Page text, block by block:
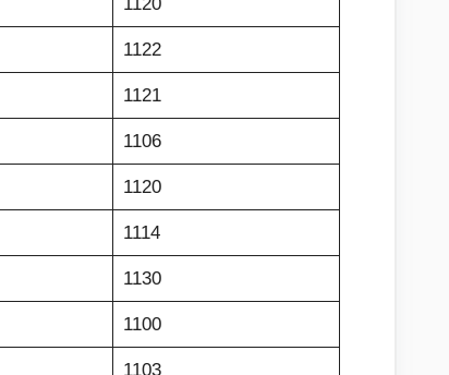
1122
1121
1106
1120
1114
1130
1100
1103